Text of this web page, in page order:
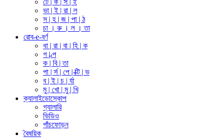
টে | ক | স | ই
ভা | ই | রা | ল
স | হ | জ | পা | ঠ
চা । রু । ল । তা
রোব-e-বর্ণ
ধা | রা | বা | হি | ক
গ | ল্প
ক | বি | তা
পা | র্স | পে | ক্টি | ভ
ব | ই | চ | র্যা
মু | খো | মু | খি
ক্যালাইডোস্কোপ
গ্যালারি
ভিডিও
পাঁচফোড়ন
বৈষয়িক